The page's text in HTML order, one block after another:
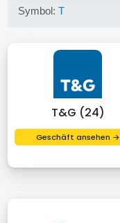
Symbol:T
T&G (24)
Geschäft ansehen →